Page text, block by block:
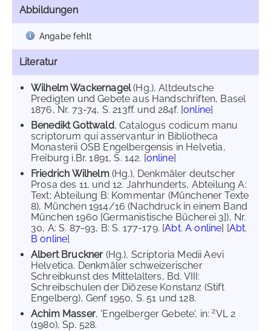
Abbildungen
Angabe fehlt
Literatur
Wilhelm Wackernagel(Hg.), Altdeutsche
Predigten und Gebete aus Handschriften, Basel
1876, Nr. 73-74, S. 213ff. und 284f. [online]
Benedikt Gottwald, Catalogus codicum manu
scriptorum qui asservantur in Bibliotheca
Monasterii OSB Engelbergensis in Helvetia,
Freiburg i.Br. 1891, S. 142. [online]
Friedrich Wilhelm (Hg.), Denkmäler deutscher
Prosa des 11. und 12. Jahrhunderts, Abteilung A:
Text; Abteilung B: Kommentar (Münchener Texte
8), München 1914/16 (Nachdruck in einem Band
München 1960 [Germanistische Bücherei 3]), Nr.
30, A: S. 87-93, B: S. 177-179. [Abt. A online] [Abt.
B online]
Albert Bruckner (Hg.), Scriptoria Medii Aevi
Helvetica. Denkmäler schweizerischer
Schreibkunst des Mittelalters, Bd. VIII:
Schreibschulen der Diözese Konstanz (Stift
Engelberg), Genf 1950, S. 51 und 128.
Achim Masser, 'Engelberger Gebete', in:2VL 2
(1980), Sp. 528.